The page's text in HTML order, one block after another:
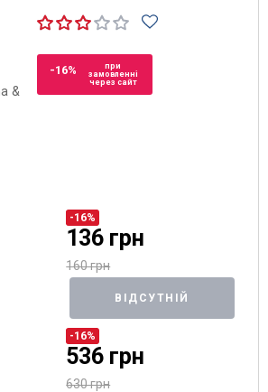
-16%
при
замовленні
через сайт
-16%
136 грн
160 грн
ВІДСУТНІЙ
-16%
536 грн
630 грн